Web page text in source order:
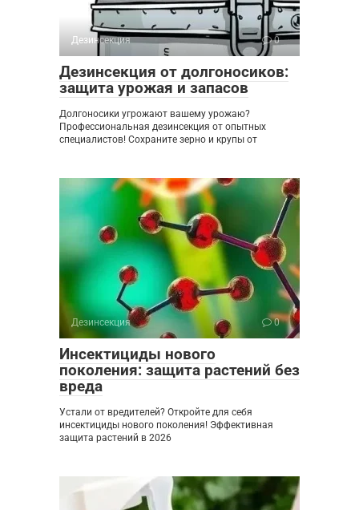
Дезинсекция 0
Дезинсекция от долгоносиков:
защита урожая и запасов
Долгоносики угрожают вашему урожаю?
Профессиональная дезинсекция от опытных
специалистов! Сохраните зерно и крупы от
Дезинсекция 0
Инсектициды нового
поколения: защита растений без
вреда
Устали от вредителей? Откройте для себя
инсектициды нового поколения! Эффективная
защита растений в 2026